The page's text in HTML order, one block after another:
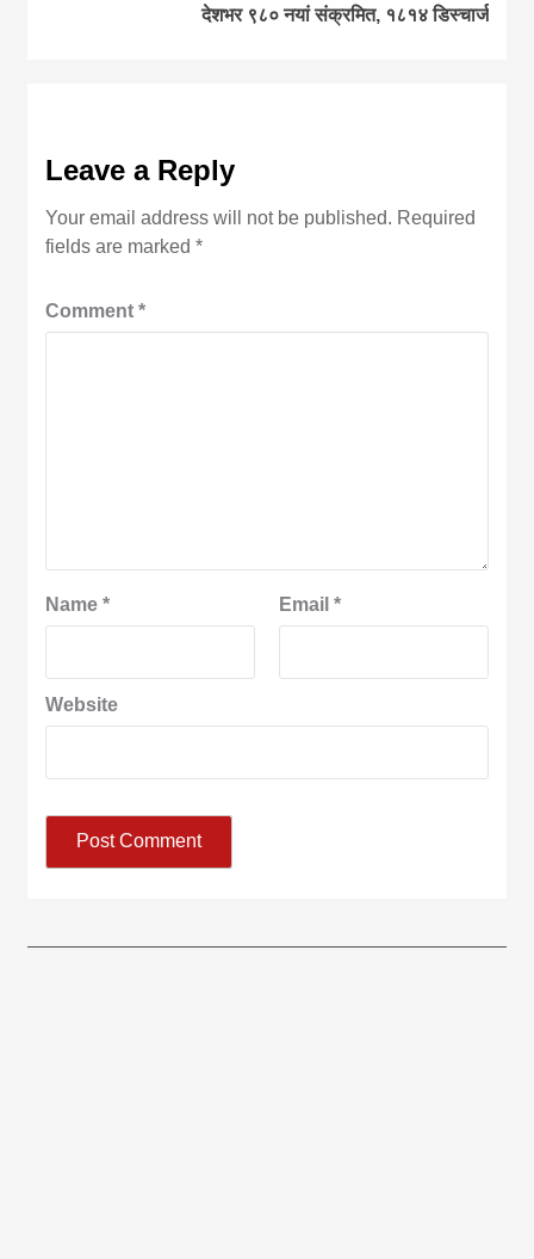
देशभर ९८० नयां संक्रमित, १८१४ डिस्चार्ज
Leave a Reply
Your email address will not be published. Required
fields are marked*
Comment*
Name* Email *
Website